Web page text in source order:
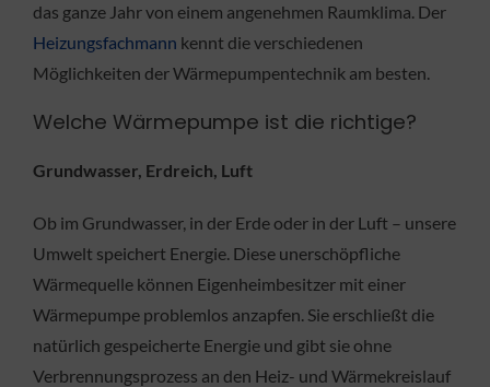
das ganze Jahr von einem angenehmen Raumklima. Der
Heizungsfachmann kennt die verschiedenen
Möglichkeiten der Wärmepumpentechnik am besten.
Welche Wärmepumpe ist die richtige?
Grundwasser, Erdreich, Luft
Ob im Grundwasser, in der Erde oder in der Luft – unsere
Umwelt speichert Energie. Diese unerschöpfliche
Wärmequelle können Eigenheimbesitzer mit einer
Wärmepumpe problemlos anzapfen. Sie erschließt die
natürlich gespeicherte Energie und gibt sie ohne
Verbrennungsprozess an den Heiz- und Wärmekreislauf